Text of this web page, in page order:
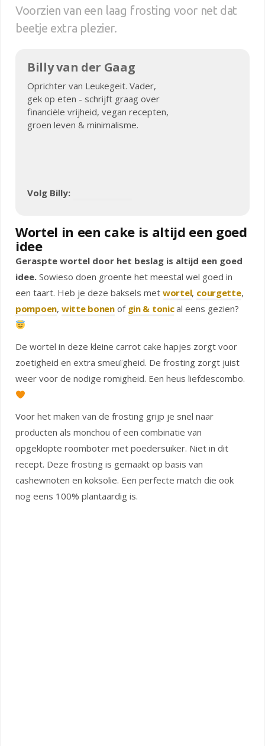
Voorzien van een laag frosting voor net dat
beetje extra plezier.
Billy van der Gaag
Oprichter van Leukegeit. Vader,
gek op eten - schrijft graag over
financiële vrijheid, vegan recepten,
groen leven & minimalisme.
Volg Billy:
Wortel in een cake is altijd een goed
idee
Geraspte wortel door het beslag is altijd een goed
idee. Sowieso doen groente het meestal wel goed in
een taart. Heb je deze baksels met wortel, courgette,
pompoen, witte bonenof gin & tonical eens gezien?
De wortel in deze kleine carrot cake hapjes zorgt voor
zoetigheid en extra smeuïgheid. De frosting zorgt juist
weer voor de nodige romigheid. Een heus liefdescombo.
Voor het maken van de frosting grijp je snel naar
producten als monchou of een combinatie van
opgeklopte roomboter met poedersuiker. Niet in dit
recept. Deze frosting is gemaakt op basis van
cashewnoten en koksolie. Een perfecte match die ook
nog eens 100% plantaardig is.